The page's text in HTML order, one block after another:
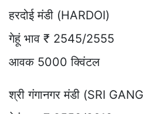
हरदोई मंडी (HARDOI)
गेहूं भाव ₹ 2545/2555
आवक 5000 क्विंटल
श्री गंगानगर मंडी (SRI